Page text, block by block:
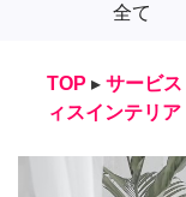
全て
TOP ▸ サービス
ィスインテリア